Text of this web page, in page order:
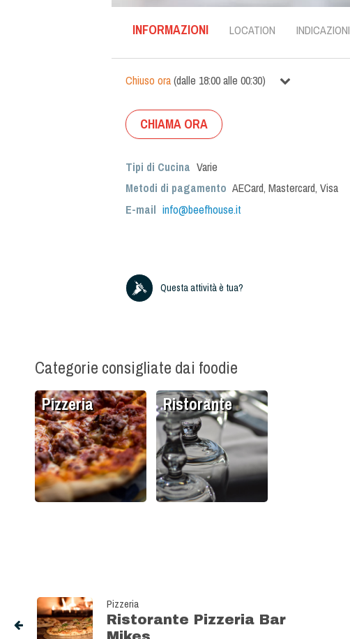
INFORMAZIONI LOCATION INDICAZIONI
Chiuso ora(dalle 18:00alle 00:30)
CHIAMA ORA
Tipi di Cucina Varie
Metodi di pagamento AECard, Mastercard, Visa
E-mail info@beefhouse.it
Questa attività è tua?
Categorie consigliate dai foodie
Pizzeria Ristorante
Pizzeria
Ristorante Pizzeria Bar